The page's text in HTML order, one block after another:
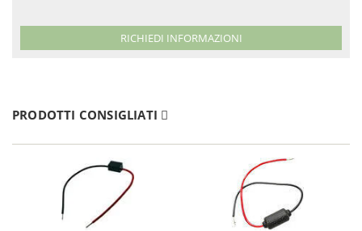
RICHIEDI INFORMAZIONI
PRODOTTI CONSIGLIATI